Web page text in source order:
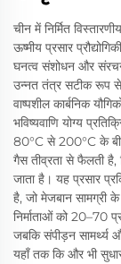
चीन में निर्मित
ऊष्मीय प्रसार
घनत्व संशोधन और
उन्नत तंत्र सटीक रूप से
वाष्पशील कार्बनिक
भविष्यवाणि योग्य
80°C से 200°C के
गैस तीव्रता से फैलती है,
जाता है। यह प्रसार
है, जो मेजबान सामग्री
निर्माताओं को 20–70
जबकि संपीड़न सामर्थ्य
यहाँ तक कि और भी